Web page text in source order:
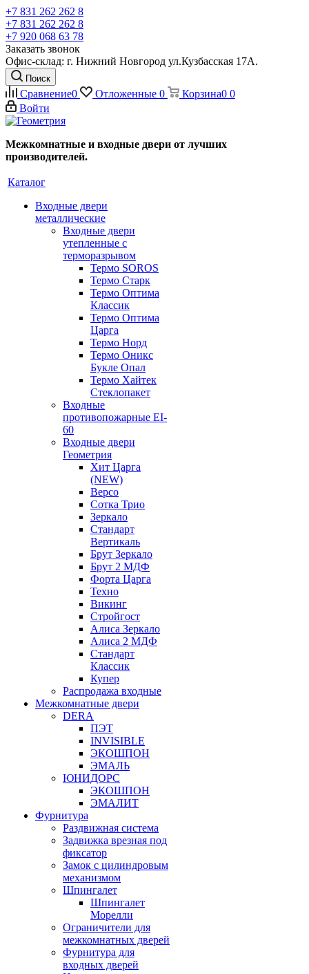
+7 831 262 262 8
+7 831 262 262 8
+7 920 068 63 78
Заказать звонок
Офис-склад: г. Нижний Новгород ул.Кузбасская 17А.
Поиск
Сравнение0 Отложенные 0 Корзина0 0
Войти
Межкомнатные и входные двери от лучших
производителей.
Каталог
Входные двери
металлические
Входные двери
утепленные с
терморазрывом
Термо SOROS
Термо Старк
Термо Оптима
Классик
Термо Оптима
Царга
Термо Норд
Термо Оникс
Букле Опал
Термо Хайтек
Стеклопакет
Входные
противопожарные EI-
60
Входные двери
Геометрия
Хит Царга
(NEW)
Версо
Сотка Трио
Зеркало
Стандарт
Вертикаль
Брут Зеркало
Брут 2 МДФ
Форта Царга
Техно
Викинг
Стройгост
Алиса Зеркало
Алиса 2 МДФ
Стандарт
Классик
Купер
Распродажа входные
Межкомнатные двери
DERA
ПЭТ
INVISIBLE
ЭКОШПОН
ЭМАЛЬ
ЮНИДОРС
ЭКОШПОН
ЭМАЛИТ
Фурнитура
Раздвижная система
Задвижка врезная под
фиксатор
Замок с цилиндровым
механизмом
Шпингалет
Шпингалет
Морелли
Ограничители для
межкомнатных дверей
Фурнитура для
входных дверей